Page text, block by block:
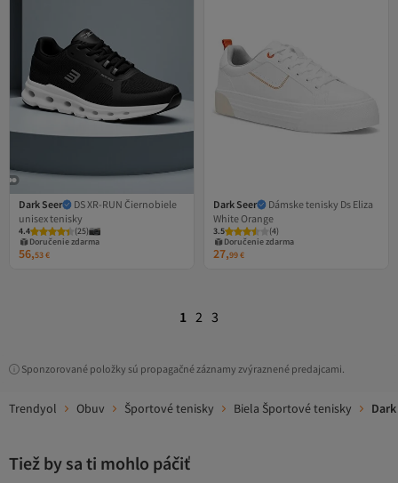
Dark Seer
DS XR-RUN Čiernobiele
unisex tenisky
4.4 (25)
Doručenie zdarma
56,53€
Dark Seer
Dámske tenisky Ds Eliza
White Orange
3.5 (4)
Doručenie zdarma
27,99€
1 2 3
Sponzorované položky sú propagačné záznamy zvýraznené predajcami.
Trendyol Obuv Športové tenisky Biela Športové tenisky
Tiež by sa ti mohlo páčiť